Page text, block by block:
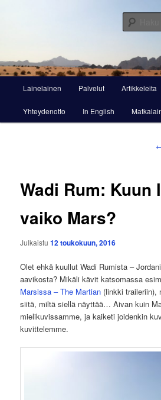
Lainelainen
Lainelainen Palvelut Artikkeleita
Yhteydenotto In English
Wadi Rum: Kuun
vaiko Mars?
Julkaistu12 toukokuun, 2016
Olet ehkä kuullut Wadi Rumista –
aavikosta? Mikäli kävit katsomassa
Marsissa – The Martian (linkki traileriin),
siitä, miltä siellä näyttää… Aivan kuin
mielikuvissamme, ja kaiketi joidenkin
kuvittelemme.